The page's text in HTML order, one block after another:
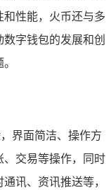
性能，火币还与多
字钱包的发展和创
界面简洁、操作方
、交易等操作，同时
讯、资讯推送等，